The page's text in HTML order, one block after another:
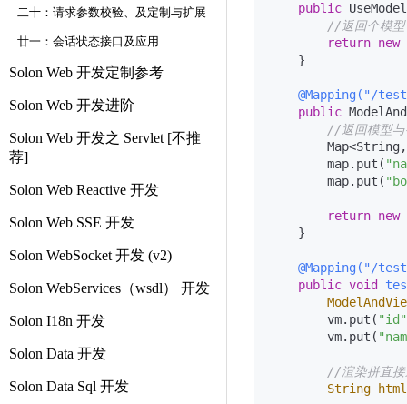
二十：请求参数校验、及定制与扩展
廿一：会话状态接口及应用
Solon Web 开发定制参考
Solon Web 开发进阶
Solon Web 开发之 Servlet [不推
荐]
Solon Web Reactive 开发
Solon Web SSE 开发
Solon WebSocket 开发 (v2)
Solon WebServices（wsdl） 开发
Solon I18n 开发
Solon Data 开发
Solon Data Sql 开发
public
//返回个模型
return new
    }
@Mapping("/
public
//返回模型与
        map.put(
        map.put(
return new
    }
@Mapping("/
public void
        vm.put(
"id"
        vm.put(
//渲染拼直接
String
html